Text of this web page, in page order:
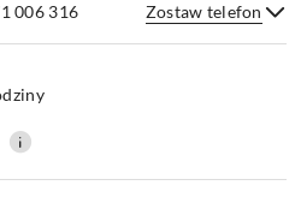
006 316 Zostaw telefon